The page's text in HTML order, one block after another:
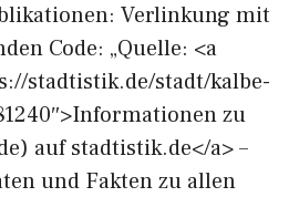
Verlinkung mit
Code: „Quelle: <a
stadtistik.de/stadt/kalbe-
zu
auf stadtistik.de</a> –
und Fakten zu allen